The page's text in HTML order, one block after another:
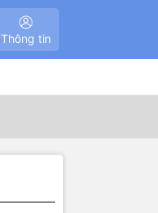
Thông tin